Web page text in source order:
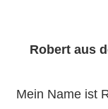
Robert aus
Mein Name ist